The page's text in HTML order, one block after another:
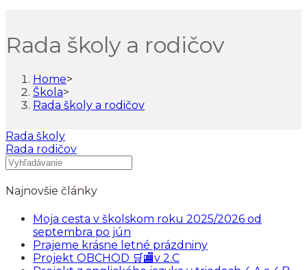
Rada školy a rodičov
Home>
Škola>
Rada školy a rodičov
Rada školy
Rada rodičov
Najnovšie články
Moja cesta v školskom roku 2025/2026 od
septembra po jún
Prajeme krásne letné prázdniny
Projekt OBCHOD 🛒🏬v 2.C